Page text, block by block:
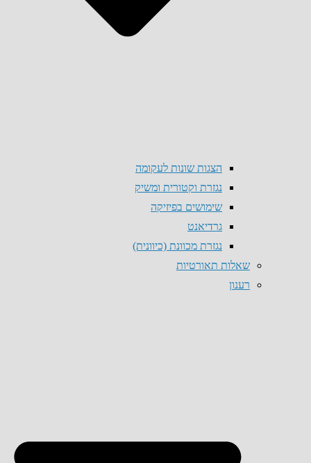
הצגות שונות לעקומה
נגזרת וקטורית ומשיק
שימושים בפיזיקה
גרדיאנט
נגזרת מכוונת (כיוונית)
שאלות תאורטיות
רענון